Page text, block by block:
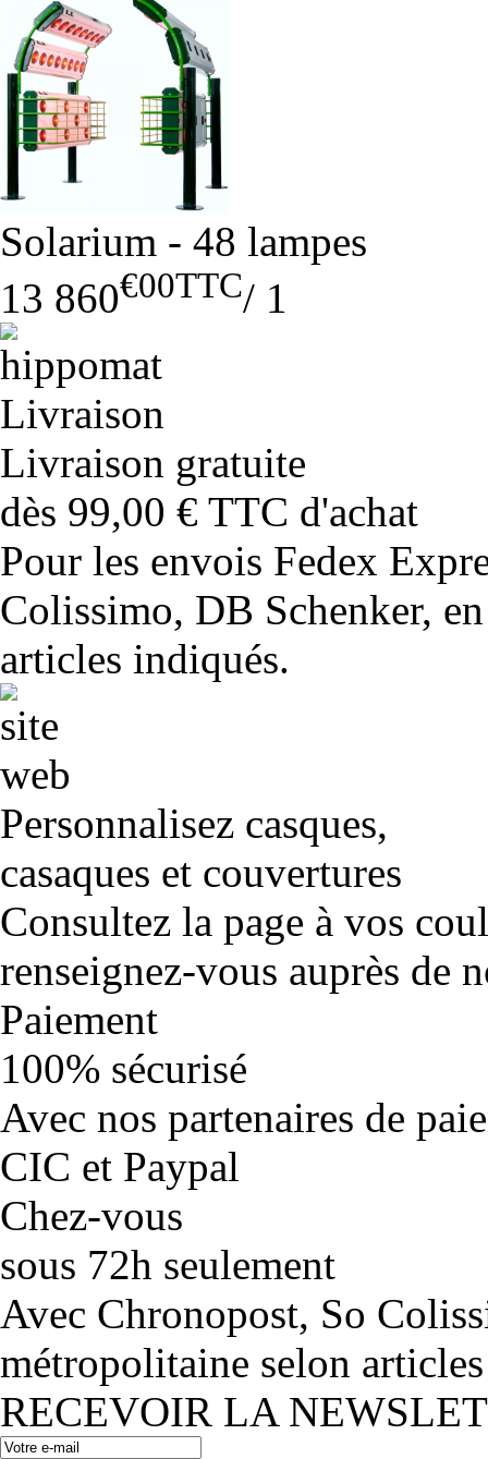
Solarium - 48 lampes
13 860€00TTC/ 1
Livraison gratuite
dès 99,00 € TTC d'achat
Pour les envois Fedex
Colissimo, DB Schenker,
articles indiqués.
Personnalisez casques,
casaques et couvertures
Consultez la page à vos
renseignez-vous auprès de
Paiement
100% sécurisé
Avec nos partenaires de
CIC et Paypal
Chez-vous
sous 72h seulement
Avec Chronopost, So
métropolitaine selon
RECEVOIR LA